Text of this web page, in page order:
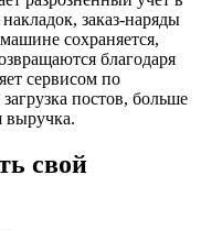
заказ-наряды
сохраняется,
благодаря
сервисом по
постов, больше
выручка.
свой